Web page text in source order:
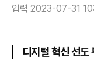
입력 2023-07-31
디지털 혁신 선도